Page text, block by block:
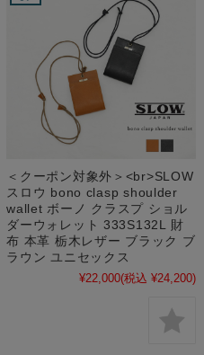
＜クーポン対象外＞<br>SLOW
スロウ bono clasp shoulder
wallet ボーノ クラスプ ショル
ダーウォレット 333S132L 財
布 本革 栃木レザー ブラック ブ
ラウン ユニセックス
¥22,000(税込 ¥24,200)